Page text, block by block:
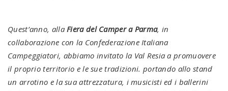
Quest’anno, allaFiera del Camper a Parma, in
collaborazione con la Confederazione Italiana
Campeggiatori, abbiamo invitato la Val Resia a promuovere
il proprio territorio e le sue tradizioni. portando allo stand
un arrotino e la sua attrezzatura, i musicisti ed i ballerini